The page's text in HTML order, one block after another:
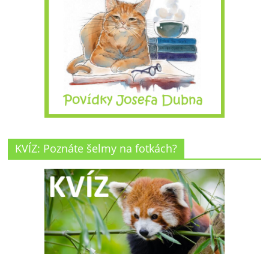
KVÍZ: Poznáte šelmy na fotkách?